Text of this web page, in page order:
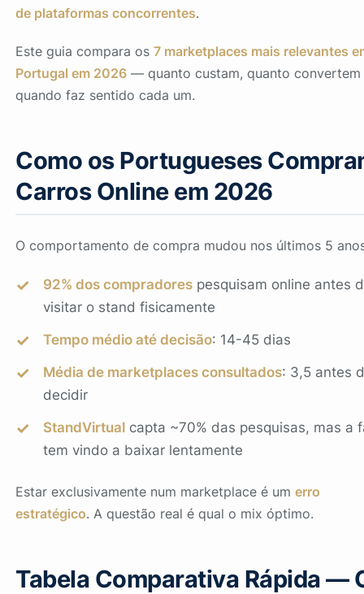
de plataformas concorrentes.
Este guia compara os7 marketplaces mais relevantes
Portugal em 2026 — quanto custam, quanto convertem
quando faz sentido cada um.
Como os Portugueses
Carros Online em 2026
O comportamento de compra mudou nos últimos 5
92% dos compradorespesquisam online antes
visitar o stand fisicamente
Tempo médio até decisão: 14-45 dias
Média de marketplaces consultados: 3,5 antes
decidir
StandVirtualcapta ~70% das pesquisas, mas a
tem vindo a baixar lentamente
Estar exclusivamente num marketplace é umerro
estratégico. A questão real é qual o mix óptimo.
Tabela Comparativa Rápida —